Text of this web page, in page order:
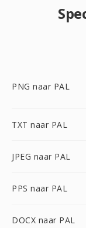
PNG naar PAL
TXT naar PAL
JPEG naar PAL
PPS naar PAL
DOCX naar PAL